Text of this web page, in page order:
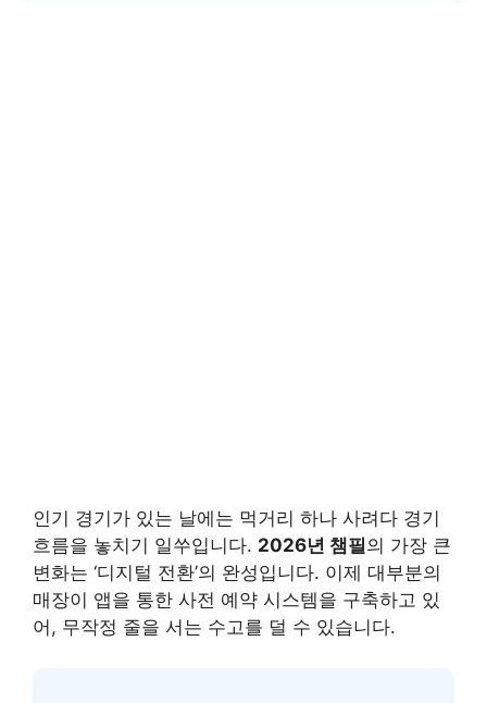
인기 경기가 있는 날에는 먹거리 하나 사려다 경기
흐름을 놓치기 일쑤입니다. 2026년 챔필의 가장 큰
변화는 ‘디지털 전환’의 완성입니다. 이제 대부분의
매장이 앱을 통한 사전 예약 시스템을 구축하고 있
어, 무작정 줄을 서는 수고를 덜 수 있습니다.